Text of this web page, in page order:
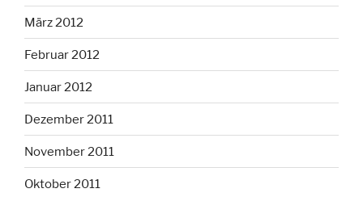
März 2012
Februar 2012
Januar 2012
Dezember 2011
November 2011
Oktober 2011